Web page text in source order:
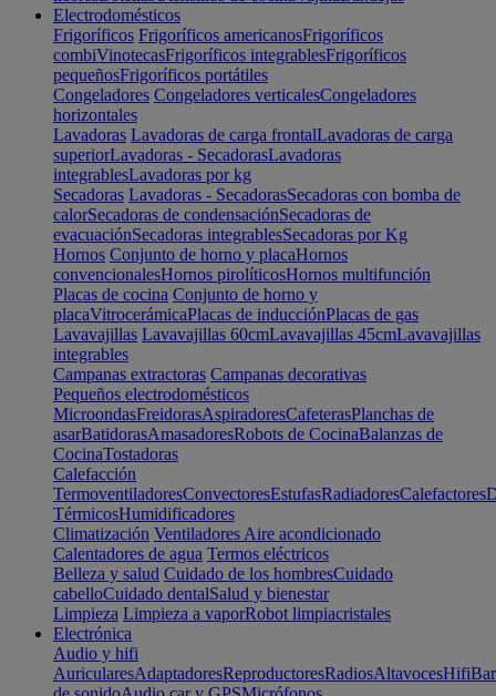
Electrodomésticos
Frigoríficos Frigoríficos americanosFrigoríficos
combiVinotecasFrigoríficos integrablesFrigoríficos
pequeñosFrigoríficos portátiles
Congeladores Congeladores verticalesCongeladores
horizontales
Lavadoras Lavadoras de carga frontalLavadoras de carga
superiorLavadoras - SecadorasLavadoras
integrablesLavadoras por kg
Secadoras Lavadoras - SecadorasSecadoras con bomba de
calorSecadoras de condensaciónSecadoras de
evacuaciónSecadoras integrablesSecadoras por Kg
Hornos Conjunto de horno y placaHornos
convencionalesHornos pirolíticosHornos multifunción
Placas de cocina Conjunto de horno y
placaVitrocerámicaPlacas de inducciónPlacas de gas
Lavavajillas Lavavajillas 60cmLavavajillas 45cmLavavajillas
integrables
Campanas extractoras Campanas decorativas
Pequeños electrodomésticos
MicroondasFreidorasAspiradoresCafeterasPlanchas de
asarBatidorasAmasadoresRobots de CocinaBalanzas de
CocinaTostadoras
Calefacción
TermoventiladoresConvectoresEstufasRadiadoresCalefactores
TérmicosHumidificadores
Climatización Ventiladores Aire acondicionado
Calentadores de agua Termos eléctricos
Belleza y salud Cuidado de los hombresCuidado
cabelloCuidado dentalSalud y bienestar
Limpieza Limpieza a vaporRobot limpiacristales
Electrónica
Audio y hifi
AuricularesAdaptadoresReproductoresRadiosAltavocesHifi